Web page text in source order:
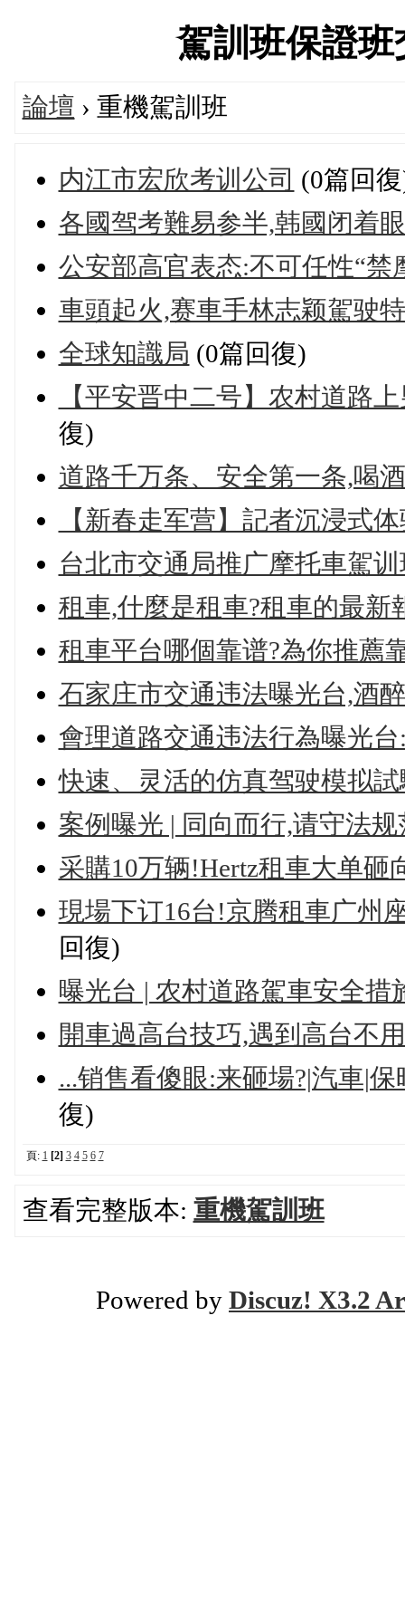
駕訓班保證
論壇 › 重機駕訓班
内江市宏欣考训公司 (0篇回
各國驾考難易参半,韩國闭着
公安部高官表态:不可任性“禁
車頭起火,赛車手林志颖駕驶
全球知識局 (0篇回復)
【平安晋中二号】农村道路
復)
道路千万条、安全第一条,喝
【新春走军营】記者沉浸式
台北市交通局推广摩托車駕
租車,什麼是租車?租車的最新
租車平台哪個靠谱?為你推薦
石家庄市交通违法曝光台,酒
會理道路交通违法行為曝光
快速、灵活的仿真驾驶模拟
案例曝光 | 同向而行,请守法
采購10万辆!Hertz租車大单砸
現場下订16台!京腾租車广州
回復)
曝光台 | 农村道路駕車安全措
開車過高台技巧,遇到高台不
...销售看傻眼:来砸場?|汽車|
復)
頁: 1 [2] 3 4 5 6 7
查看完整版本: 重機駕訓班
Powered by Discuz! X3.2